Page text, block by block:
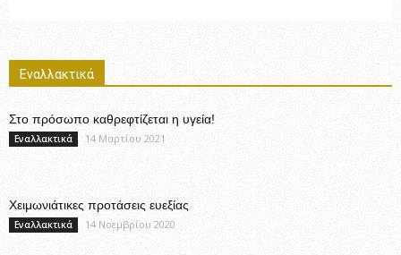
Εναλλακτικά
Στο πρόσωπο καθρεφτίζεται η υγεία!
Εναλλακτικά 14 Μαρτίου 2021
Χειμωνιάτικες προτάσεις ευεξίας
Εναλλακτικά 14 Νοεμβρίου 2020